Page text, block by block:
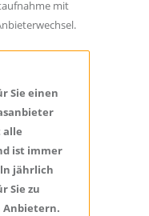
mit
Sie einen
alle
ist immer
jährlich
Sie zu
Anbietern.